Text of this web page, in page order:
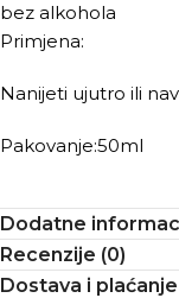
bez alkohola
Primjena:
Nanijeti ujutro ili
Pakovanje:50ml
Dodatne
Recenzije (0)
Dostava i plaćanje